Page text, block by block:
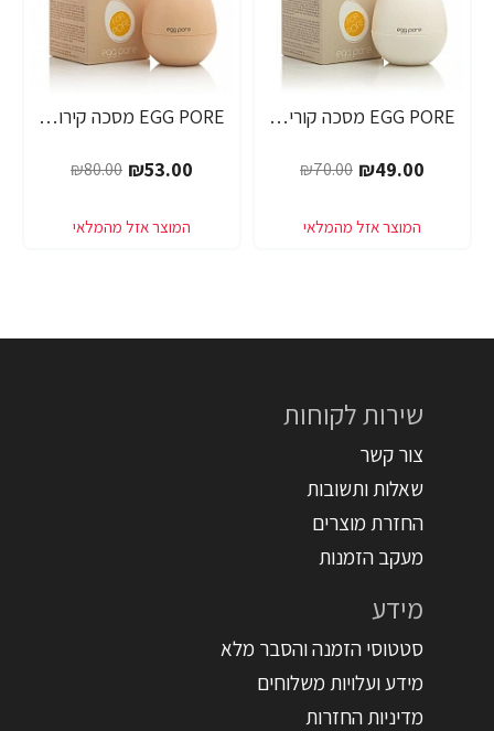
EGG PORE מסכה קוריאנית לניקוי ראשים שחורים 30 גרם - מבית Tony Moly
₪49.00
₪70.00
EGG PORE מסכה קירור לכיווץ נקבוביות 30 גרם - מבית Tony Moly
₪53.00
₪80.00
שירות לקוחות
צור קשר
שאלות ותשובות
החזרת מוצרים
מעקב הזמנות
מידע
סטטוסי הזמנה והסבר מלא
מידע ועלויות משלוחים
מדיניות החזרות